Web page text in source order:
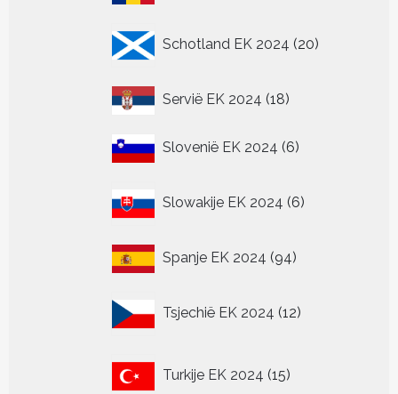
Schotland EK 2024 20
producten
Servië EK 2024 1818
Slovenië EK 2024 66
Slowakije EK 2024 6
producten
Spanje EK 2024 9494
Tsjechië EK 2024 12
producten
Turkije EK 2024 15
producten